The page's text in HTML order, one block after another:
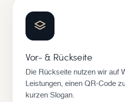
Vor- & Rückseite
Die Rückseite nutzen wir auf
Leistungen, einen QR-Code
kurzen Slogan.